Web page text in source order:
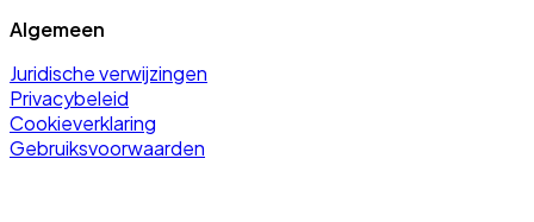
Algemeen
Juridische verwijzingen
Privacybeleid
Cookieverklaring
Gebruiksvoorwaarden